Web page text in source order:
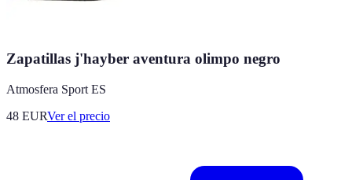
Zapatillas j'hayber aventura olimpo negro
Atmosfera Sport ES
48 EURVer el precio